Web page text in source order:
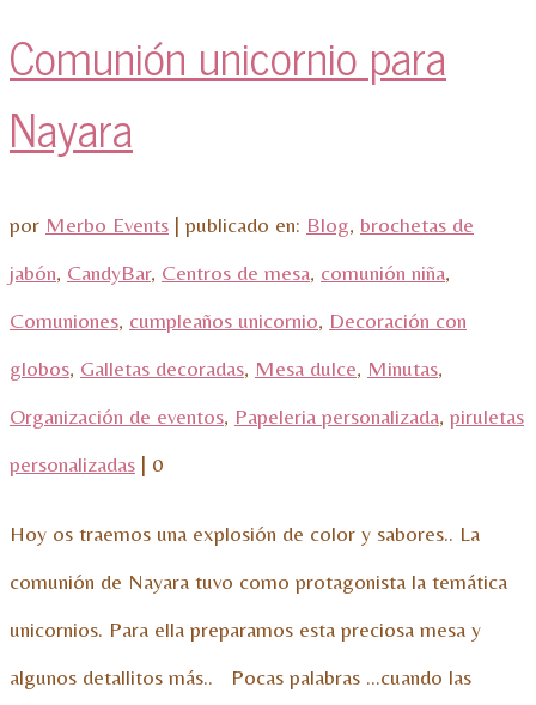
Comunión unicornio para
Nayara
por Merbo Events | publicado en: Blog, brochetas de
jabón, CandyBar, Centros de mesa, comunión niña,
Comuniones, cumpleaños unicornio, Decoración con
globos, Galletas decoradas, Mesa dulce, Minutas,
Organización de eventos, Papeleria personalizada, piruletas
personalizadas | 0
Hoy os traemos una explosión de color y sabores.. La
comunión de Nayara tuvo como protagonista la temática
unicornios. Para ella preparamos esta preciosa mesa y
algunos detallitos más.. Pocas palabras …cuando las